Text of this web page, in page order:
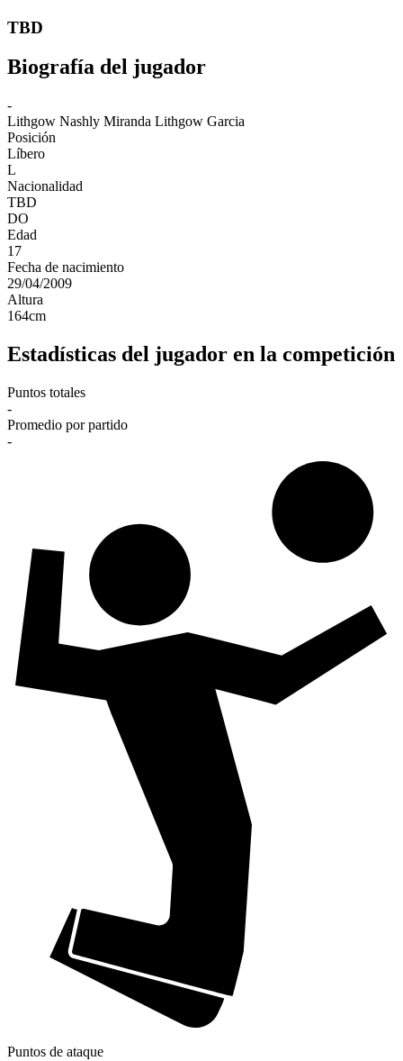
TBD
Biografía del jugador
-
Lithgow Nashly Miranda Lithgow Garcia
Posición
Líbero
L
Nacionalidad
TBD
DO
Edad
17
Fecha de nacimiento
29/04/2009
Altura
164cm
Estadísticas del jugador en la competición
Puntos totales
-
Promedio por partido
-
Puntos de ataque